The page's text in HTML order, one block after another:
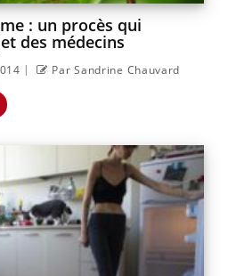
: un procès qui
des médecins
| Par Sandrine Chauvard